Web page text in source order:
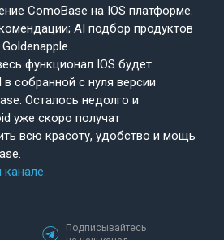
ComoBase на IOS платформе.
AI подбор продуктов
функционал IOS будет
собранной с нуля версии
Осталось недолго и
уже скоро получат
всю красоту, удобство и мощь
Подписывайтесь